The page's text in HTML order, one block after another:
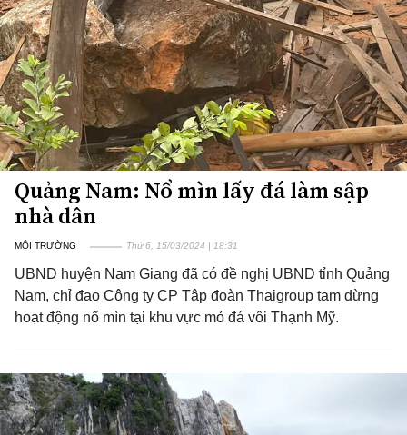
Quảng Nam: Nổ mìn lấy đá làm sập
nhà dân
MÔI TRƯỜNG Thứ 6, 15/03/2024 | 18:31
UBND huyện Nam Giang đã có đề nghị UBND tỉnh Quảng
Nam, chỉ đạo Công ty CP Tập đoàn Thaigroup tạm dừng
hoạt động nổ mìn tại khu vực mỏ đá vôi Thạnh Mỹ.